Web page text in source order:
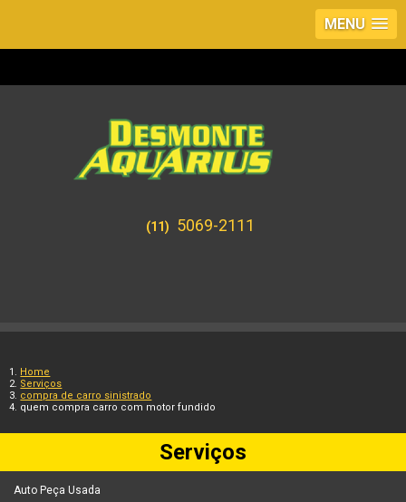
MENU
(11) 5069-2111
Home
Serviços
compra de carro sinistrado
quem compra carro com motor fundido
Serviços
Auto Peça Usada